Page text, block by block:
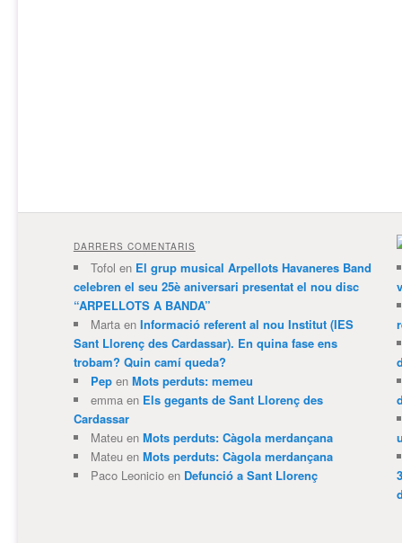
DARRERS COMENTARIS
Tofol en El grup musical Arpellots Havaneres Band
celebren el seu 25è aniversari presentat el nou disc
“ARPELLOTS A BANDA”
Martaen Informació referent al nou Institut (IES
Sant Llorenç des Cardassar). En quina fase ens
trobam? Quin camí queda?
Pepen Mots perduts: memeu
emmaen Els gegants de Sant Llorenç des
Cardassar
Mateuen Mots perduts: Càgola merdançana
Mateuen Mots perduts: Càgola merdançana
Paco Leonicioen Defunció a Sant Llorenç